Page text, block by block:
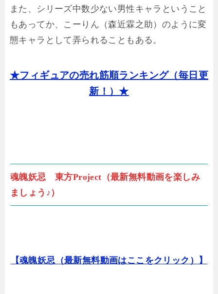
また、シリーズ中数少ない男性キャラということ
もあってか、こーりん（森近霖之助）のように変
態キャラとして弄られることもある。
★フィギュアの売れ筋順ランキング（毎日更
新！）★
魂魄妖忌 東方Project（最新無料動画を楽しみ
ましょう♪）
【魂魄妖忌（最新無料動画はここをクリック）】